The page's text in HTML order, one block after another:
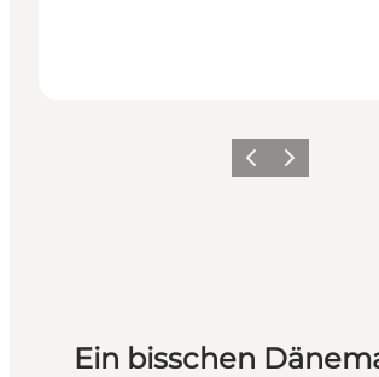
ZurückWeiter
Ein bisschen